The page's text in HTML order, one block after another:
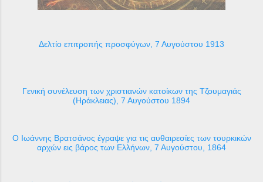
Δελτίο επιτροπής προσφύγων, 7 Αυγούστου 1913
Γενική συνέλευση των χριστιανών κατοίκων της Τζουμαγιάς
(Ηράκλειας), 7 Αυγούστου 1894
Ο Ιωάννης Βρατσάνος έγραψε για τις αυθαιρεσίες των τουρκικών
αρχών εις βάρος των Ελλήνων, 7 Αυγούστου, 1864